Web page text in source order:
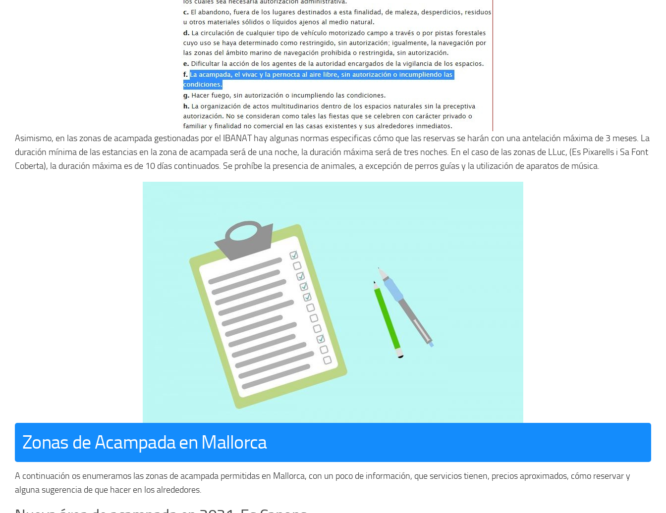
Asimismo, en las zonas de acampada gestionadas por el IBANAT hay algunas normas especificas cómo que las reservas se harán con una antelación máxima de 3 meses. La
duración mínima de las estancias en la zona de acampada será de una noche, la duración máxima será de tres noches. En el caso de las zonas de LLuc, (Es Pixarells i Sa Font
Coberta), la duración máxima es de 10 días continuados. Se prohíbe la presencia de animales, a excepción de perros guías y la utilización de aparatos de música.
Zonas de Acampada en Mallorca
A continuación os enumeramos las zonas de acampada permitidas en Mallorca, con un poco de información, que servicios tienen, precios aproximados, cómo reservar y
alguna sugerencia de que hacer en los alrededores.